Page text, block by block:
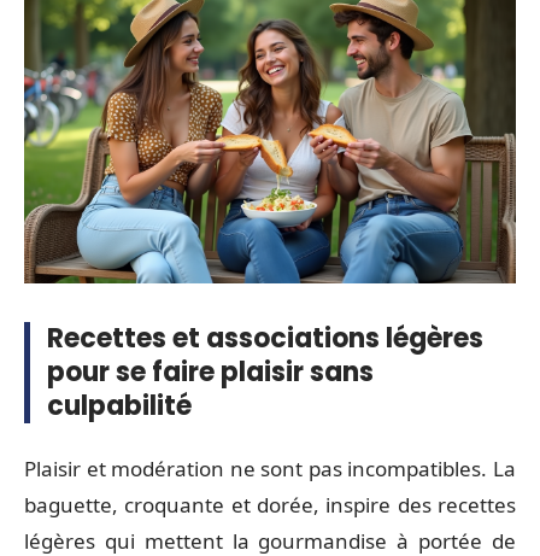
Recettes et associations légères
pour se faire plaisir sans
culpabilité
Plaisir et modération ne sont pas incompatibles. La
baguette, croquante et dorée, inspire des recettes
légères qui mettent la gourmandise à portée de